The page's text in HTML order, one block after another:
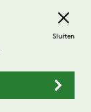
Sluiten